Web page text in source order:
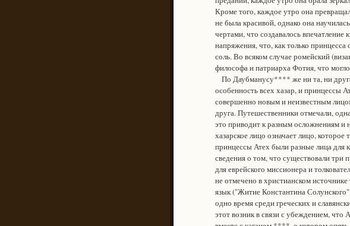
Кроме того, каждое утро она
не была красивой, однако она
чертами, что создавалось впечатление
напряжения, что, как только принцесса
соль. Во всяком случае ромейский
философа и патриарха Фотия, что
По Даубманусу**** же ни та, ни
особенность всех хазар, и принцессы
совершенно новым и неизвестным
друга. Путешественники отмечали,
это приводит к разным осложнениям и
хазарское лицо означает лицо,
принцессы Атех были разные лица для
сведения о том, что существовали три
для еврейского миссионера и
не отмечено в христианском
язык ("Житие Константина
одно время среди греческих и
этот возник в связи с убеждением, что